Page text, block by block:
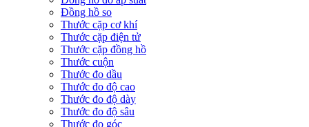
Đồng hồ so
Thước cặp cơ khí
Thước cặp điện tử
Thước cặp đồng hồ
Thước cuộn
Thước đo dầu
Thước đo độ cao
Thước đo độ dày
Thước đo độ sâu
Thước đo góc